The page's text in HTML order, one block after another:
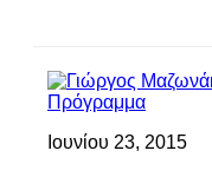
Ιουνίου 23, 2015